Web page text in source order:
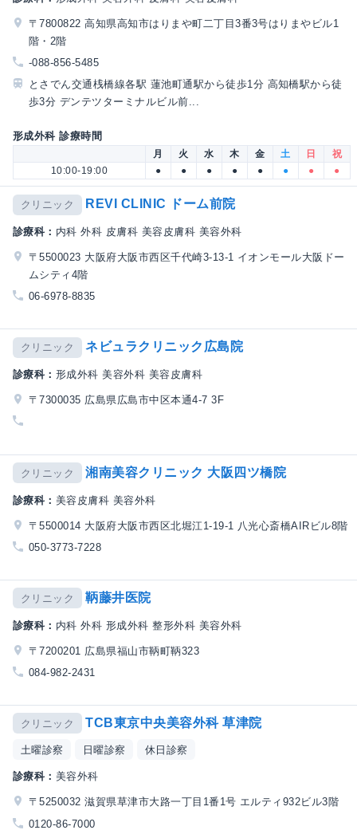
〒7800822 高知県高知市はりまや町二丁目3番3号はりまやビル1
階・2階
-088-856-5485
とさでん交通桟橋線各駅 蓮池町通駅から徒歩1分 高知橋駅から徒
歩3分 デンテツターミナルビル前...
形成外科 診療時間
月 火 水 木 金 土 日
祝
10:00-19:00
● ● ● ● ● ● ● ●
クリニック REVI CLINIC ドーム前院
診療科： 内科 外科 皮膚科 美容皮膚科 美容外科
〒5500023 大阪府大阪市西区千代崎3-13-1 イオンモール大阪ドー
ムシティ4階
06-6978-8835
クリニック ネビュラクリニック広島院
診療科： 形成外科 美容外科 美容皮膚科
〒7300035 広島県広島市中区本通4-7 3F
クリニック 湘南美容クリニック 大阪四ツ橋院
診療科： 美容皮膚科 美容外科
〒5500014 大阪府大阪市西区北堀江1-19-1 八光心斎橋AIRビル8階
050-3773-7228
クリニック 鞆藤井医院
診療科： 内科 外科 形成外科 整形外科 美容外科
〒7200201 広島県福山市鞆町鞆323
084-982-2431
クリニック TCB東京中央美容外科 草津院
土曜診察 日曜診察 休日診察
診療科： 美容外科
〒5250032 滋賀県草津市大路一丁目1番1号 エルティ932ビル3階
0120-86-7000